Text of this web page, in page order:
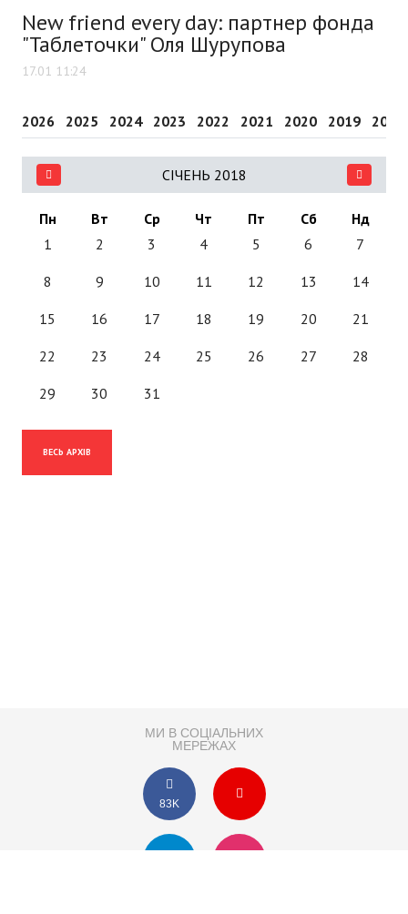
New friend every day: партнер фонда
"Таблеточки" Оля Шурупова
17.01 11:24
2026 2025 2024 2023 2022 2021 2020 2019 2018
СІЧЕНЬ 2018
Пн Вт Ср Чт Пт Сб
Нд
1
2 3 4 5 6 7
8 9 10 11 12 13 14
15 16 17 18 19 20 21
22 23 24 25 26 27 28
29 30 31
ВЕСЬ АРХІВ
МИ В СОЦІАЛЬНИХ
МЕРЕЖАХ
83K